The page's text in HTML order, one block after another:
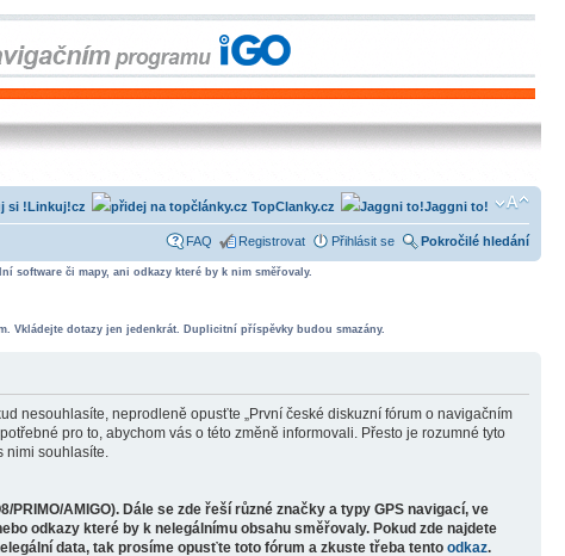
Jaggni to!
TopClanky.cz
Linkuj!cz
FAQ Registrovat Přihlásit se Pokročilé hledání
software či mapy, ani odkazy které by k nim směřovaly.
Vkládejte dotazy jen jedenkrát. Duplicitní příspěvky budou smazány.
nesouhlasíte, neprodleně opusťte „První české diskuzní fórum o navigačním
pro to, abychom vás o této změně informovali. Přesto je rozumné tyto
nimi souhlasíte.
AMIGO). Dále se zde řeší různé značky a typy GPS navigací, ve
odkazy které by k nelegálnímu obsahu směřovaly. Pokud zde najdete
data, tak prosíme opusťte toto fórum a zkuste třeba tento odkaz.